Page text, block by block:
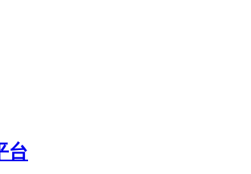
台